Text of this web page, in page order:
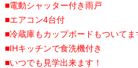
■電動シャッター付き雨戸
■エアコン4台付
■冷蔵庫もカップボードもついてま
■IHキッチンで食洗機付き
■いつでも見学出来ます！